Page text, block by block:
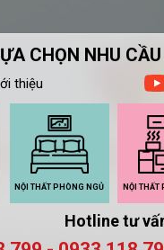
thịnh
Công giáo. Bàn thờ